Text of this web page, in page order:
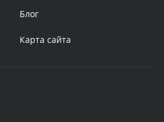
Блог
Карта сайта